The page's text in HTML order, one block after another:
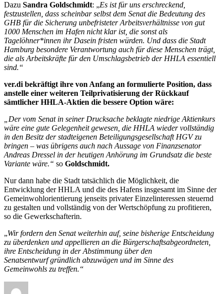
Dazu Sandra Goldschmidt: „Es ist für uns erschreckend,
festzustellen, dass scheinbar selbst dem Senat die Bedeutung des
GHB für die Sicherung unbefristeter Arbeitsverhältnisse von gut
1000 Menschen im Hafen nicht klar ist, die sonst als
Tagelöhner*innen ihr Dasein fristen würden. Und dass die Stadt
Hamburg besondere Verantwortung auch für diese Menschen trägt,
die als Arbeitskräfte für den Umschlagsbetrieb der HHLA essentiell
sind.“
ver.di bekräftigt ihre von Anfang an formulierte Position, dass
anstelle einer weiteren Teilprivatisierung der Rückkauf
sämtlicher HHLA-Aktien die bessere Option wäre:
„Der vom Senat in seiner Drucksache beklagte niedrige Aktienkurs
wäre eine gute Gelegenheit gewesen, die HHLA wieder vollständig
in den Besitz der stadteigenen Beteiligungsgesellschaft HGV zu
bringen – was übrigens auch nach Aussage von Finanzsenator
Andreas Dressel in der heutigen Anhörung im Grundsatz die beste
Variante wäre.“ so Goldschmidt.
Nur dann habe die Stadt tatsächlich die Möglichkeit, die
Entwicklung der HHLA und die des Hafens insgesamt im Sinne der
Gemeinwohlorientierung jenseits privater Einzelinteressen steuernd
zu gestalten und vollständig von der Wertschöpfung zu profitieren,
so die Gewerkschafterin.
„Wir fordern den Senat weiterhin auf, seine bisherige Entscheidung
zu überdenken und appellieren an die Bürgerschaftsabgeordneten,
ihre Entscheidung in der Abstimmung über den
Senatsentwurf gründlich abzuwägen und im Sinne des
Gemeinwohls zu treffen.“